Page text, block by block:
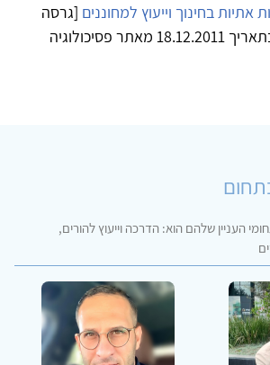
אתיות בחינוך וייעוץ למחוננים [גרסה
אלקטרונית]. נדלה ב‏תאריך 18.12.2011 מאתר פסיכולוגיה
העניין שלהם הוא: הדרכה וייעוץ להורים,